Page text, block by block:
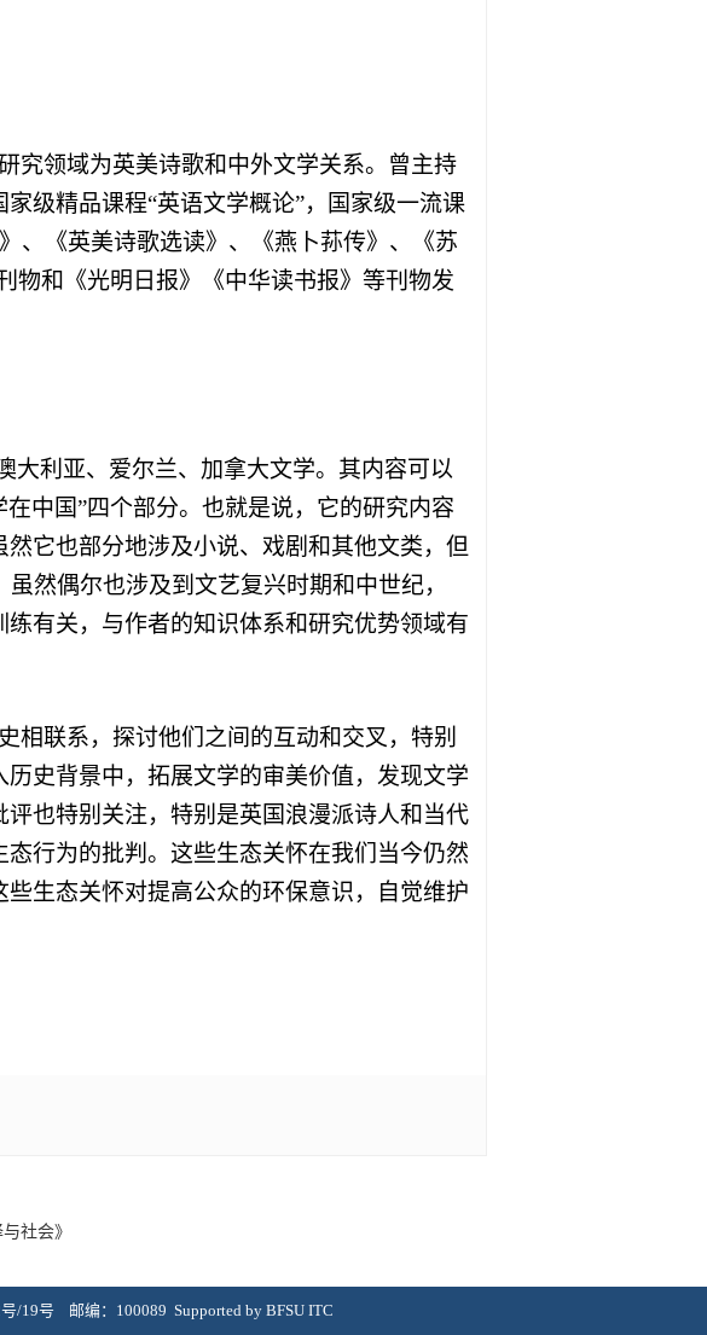
究领域为英美诗歌和中外文学关系。曾主持
家级精品课程“英语文学概论”，国家级一流课
、《英美诗歌选读》、《燕卜荪传》、《苏
物和《光明日报》《中华读书报》等刊物发
大利亚、爱尔兰、加拿大文学。其内容可以
在中国”四个部分。也就是说，它的研究内容
它也部分地涉及小说、戏剧和其他文类，但
然偶尔也涉及到文艺复兴时期和中世纪，
有关，与作者的知识体系和研究优势领域有
相联系，探讨他们之间的互动和交叉，特别
史背景中，拓展文学的审美价值，发现文学
也特别关注，特别是英国浪漫派诗人和当代
行为的批判。这些生态关怀在我们当今仍然
生态关怀对提高公众的环保意识，自觉维护
与社会》
/19号 邮编：100089 Supported by BFSU ITC